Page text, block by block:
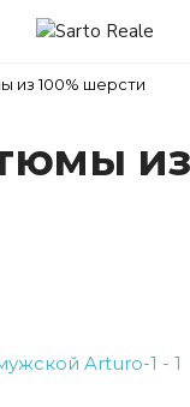
из 100% шерсти
из